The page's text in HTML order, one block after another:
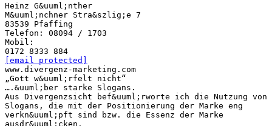
Heinz G&uuml;nther
M&uuml;nchner Stra&szlig;e 7
83539 Pfaffing
Telefon: 08094 / 1703
Mobil:
[email protected]
www.divergenz-marketing.com
„Gott w&uuml;rfelt nicht“
….&uuml;ber starke Slogans.
Aus Divergenzsicht bef&uuml;rworte ich die Nutzung von
Slogans, die mit der Positionierung der Marke eng
verkn&uuml;pft sind bzw. die Essenz der Marke
ausdr&uuml;cken.